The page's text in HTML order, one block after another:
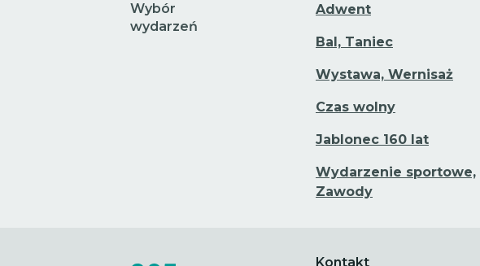
Wybór
wydarzeń
Adwent
Bal, Taniec
Wystawa, Wernisaż
Czas wolny
Jablonec 160 lat
Wydarzenie sportowe,
Zawody
Kontakt